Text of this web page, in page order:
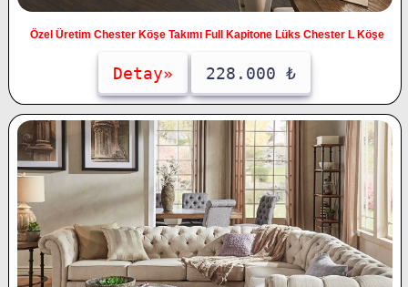
Özel Üretim Chester Köşe Takımı Full Kapitone Lüks Chester L Köşe
Detay» 228.000 ₺